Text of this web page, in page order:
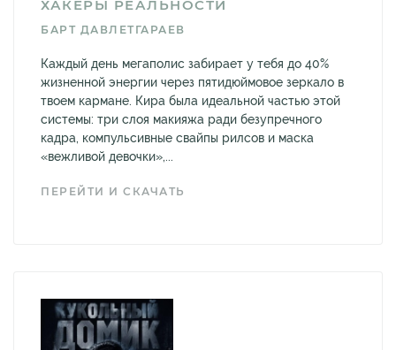
ХАКЕРЫ РЕАЛЬНОСТИ
БАРТ ДАВЛЕТГАРАЕВ
Каждый день мегаполис забирает у тебя до 40%
жизненной энергии через пятидюймовое зеркало в
твоем кармане. Кира была идеальной частью этой
системы: три слоя макияжа ради безупречного
кадра, компульсивные свайпы рилсов и маска
«вежливой девочки»,...
ПЕРЕЙТИ И СКАЧАТЬ